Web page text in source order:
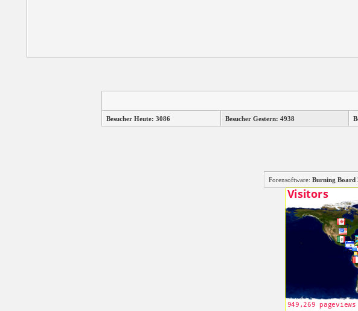
Besucher Heute: 3086 Besucher Gestern: 4938
Forensoftware: Burning Board